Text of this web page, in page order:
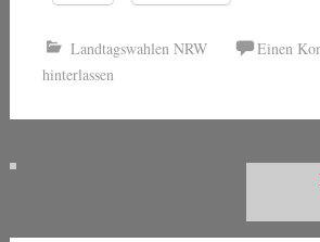
Landtagswahlen NRW
Einen
hinterlassen
Beitragsnavigation